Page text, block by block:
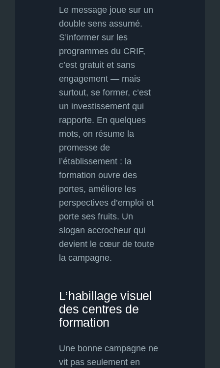
Le message joue sur un
double sens assumé.
S’informer sur les
programmes du CRIF,
c’est gratuit et sans
engagement — mais
surtout, se former, c’est
un investissement qui
rapporte. En quelques
mots, on résume la
promesse de
l’établissement : la
formation ouvre des
portes, améliore les
perspectives d’emploi et
porte ses fruits. Un
slogan accrocheur qui
devient le cœur de toute
la campagne.
L’habillage visuel
des centres de
formation
Une bonne campagne ne
vit pas seulement en